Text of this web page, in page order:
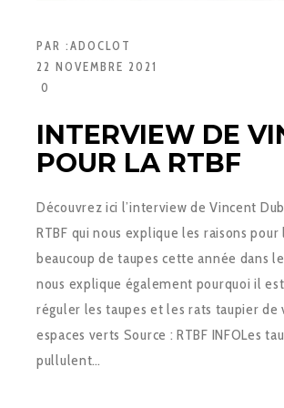
PAR :ADOCLOT
22 NOVEMBRE 2021
0
INTERVIEW DE
POUR LA RTBF
Découvrez ici l’interview de Vincent
RTBF qui nous explique les raisons
beaucoup de taupes cette année dans
nous explique également pourquoi il
réguler les taupes et les rats taupier de
espaces verts Source : RTBF INFOLes
pullulent…